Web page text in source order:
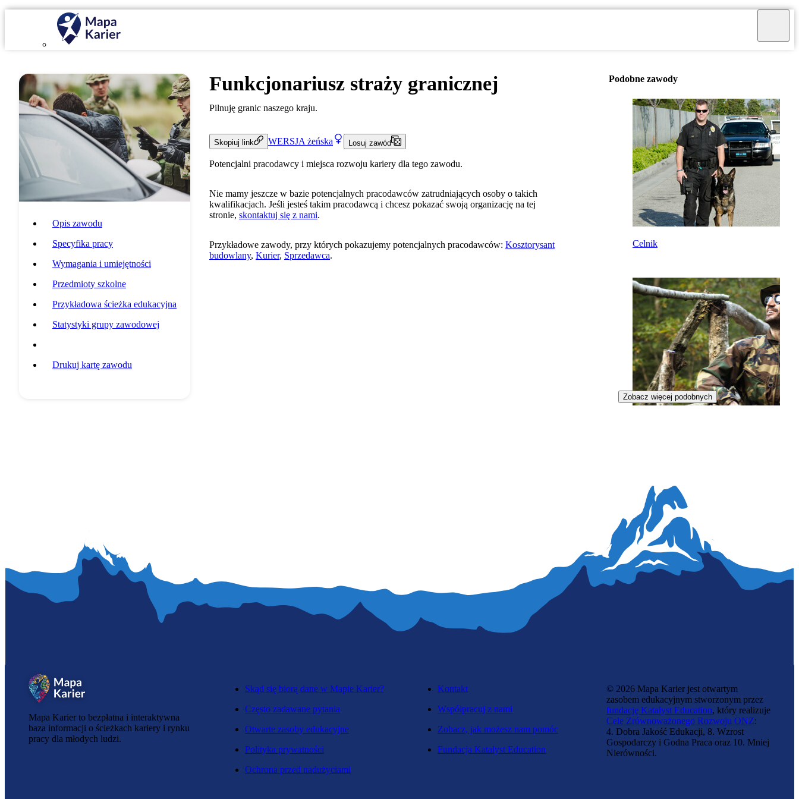
Opis zawodu
Specyfika pracy
Wymagania i umiejętności
Przedmioty szkolne
Przykładowa ścieżka edukacyjna
Statystyki grupy zawodowej
Drukuj kartę zawodu
Funkcjonariusz straży granicznej
Pilnuję granic naszego kraju.
Skopiuj link WERSJA żeńska Losuj zawód
Potencjalni pracodawcy i miejsca rozwoju kariery dla tego zawodu.
Nie mamy jeszcze w bazie potencjalnych pracodawców zatrudniających osoby o takich
kwalifikacjach. Jeśli jesteś takim pracodawcą i chcesz pokazać swoją organizację na tej
stronie, skontaktuj się z nami.
Przykładowe zawody, przy których pokazujemy potencjalnych pracodawców: Kosztorysant
budowlany, Kurier, Sprzedawca.
Podobne zawody
Celnik
Zobacz więcej podobnych
Mapa Karier to bezpłatna i interaktywna
baza informacji o ścieżkach kariery i rynku
pracy dla młodych ludzi.
Skąd się biorą dane w Mapie Karier?
Często zadawane pytania
Otwarte zasoby edukacyjne
Polityka prywatności
Ochrona przed nadużyciami
Kontakt
Współpracuj z nami
Zobacz, jak możesz nam pomóc
Fundacja Katalyst Education
© 2026 Mapa Karier jest otwartym
zasobem edukacyjnym stworzonym przez
fundację Katalyst Education, który realizuje
Cele Zrównoważonego Rozwoju ONZ:
4. Dobra Jakość Edukacji, 8. Wzrost
Gospodarczy i Godna Praca oraz 10. Mniej
Nierówności.